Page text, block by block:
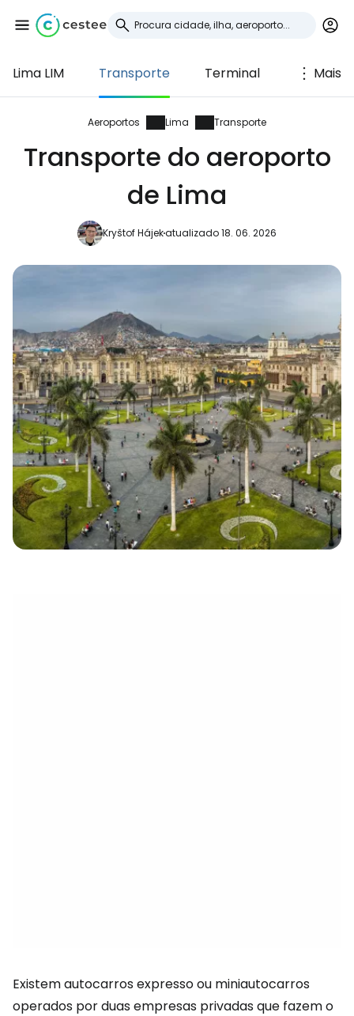
Lima LIM Transporte Terminal Mais
Aeroportos Lima Transporte
Transporte do aeroporto
de Lima
Kryštof Hájekatualizado 18. 06. 2026
Existem autocarros expresso ou miniautocarros
operados por duas empresas privadas que fazem o
Iniciar sessão no
Cestee
... a comunidade mundial de viajantes
Continuar com o correio
eletrónico